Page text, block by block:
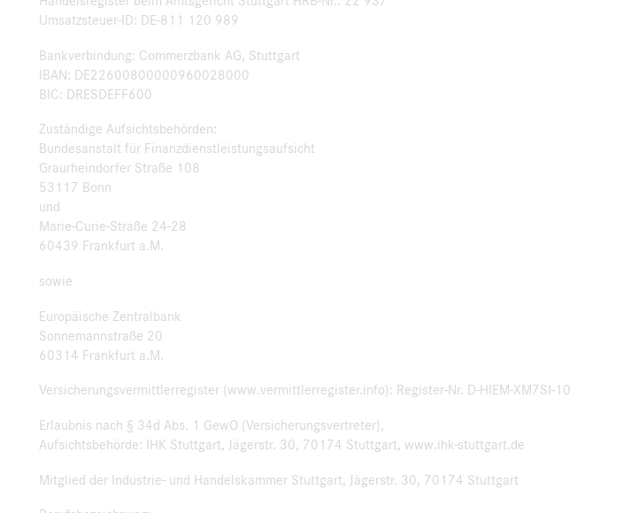
Umsatzsteuer-ID: DE-811 120 989
Bankverbindung: Commerzbank AG, Stuttgart
IBAN: DE22600800000960028000
BIC: DRESDEFF600
Zuständige Aufsichtsbehörden:
Bundesanstalt für Finanzdienstleistungsaufsicht
Graurheindorfer Straße 108
53117 Bonn
und
Marie-Curie-Straße 24-28
60439 Frankfurt a.M.
sowie
Europäische Zentralbank
Sonnemannstraße 20
60314 Frankfurt a.M.
Versicherungsvermittlerregister (www.vermittlerregister.info): Register-Nr. D-HIEM-XM7SI-10
Erlaubnis nach § 34d Abs. 1 GewO (Versicherungsvertreter),
Aufsichtsbehörde: IHK Stuttgart, Jägerstr. 30, 70174 Stuttgart, www.ihk-stuttgart.de
Mitglied der Industrie- und Handelskammer Stuttgart, Jägerstr. 30, 70174 Stuttgart